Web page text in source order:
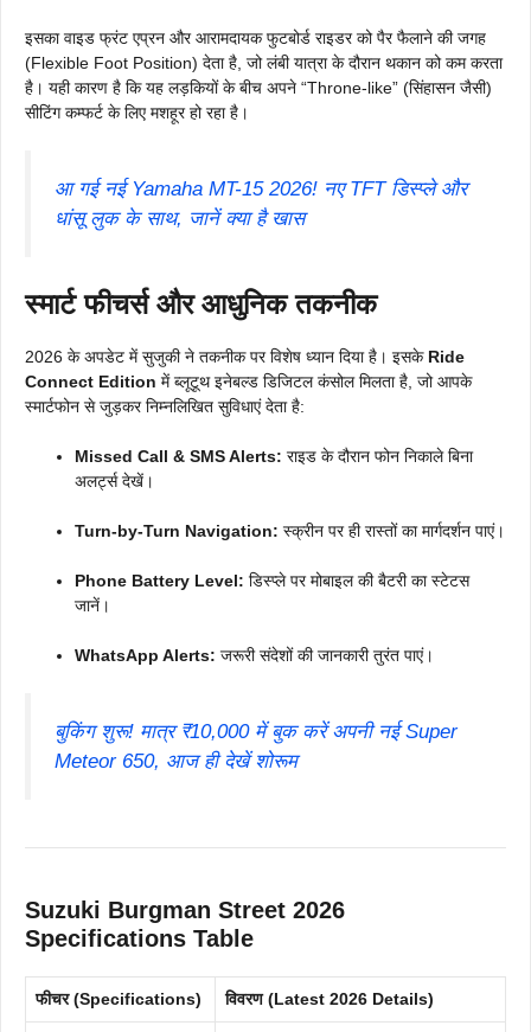
इसका वाइड फ्रंट एप्रन और आरामदायक फुटबोर्ड राइडर को पैर फैलाने की जगह
(Flexible Foot Position) देता है, जो लंबी यात्रा के दौरान थकान को कम करता
है। यही कारण है कि यह लड़कियों के बीच अपने “Throne-like” (सिंहासन जैसी)
सीटिंग कम्फर्ट के लिए मशहूर हो रहा है।
आ गई नई Yamaha MT-15 2026! नए TFT डिस्प्ले और
धांसू लुक के साथ, जानें क्या है खास
स्मार्ट फीचर्स और आधुनिक तकनीक
2026 के अपडेट में सुजुकी ने तकनीक पर विशेष ध्यान दिया है। इसके Ride
Connect Edition में ब्लूटूथ इनेबल्ड डिजिटल कंसोल मिलता है, जो आपके
स्मार्टफोन से जुड़कर निम्नलिखित सुविधाएं देता है:
Missed Call & SMS Alerts: राइड के दौरान फोन निकाले बिना
अलर्ट्स देखें।
Turn-by-Turn Navigation: स्क्रीन पर ही रास्तों का मार्गदर्शन पाएं।
Phone Battery Level: डिस्प्ले पर मोबाइल की बैटरी का स्टेटस
जानें।
WhatsApp Alerts: जरूरी संदेशों की जानकारी तुरंत पाएं।
बुकिंग शुरू! मात्र ₹10,000 में बुक करें अपनी नई Super
Meteor 650, आज ही देखें शोरूम
Suzuki Burgman Street 2026
Specifications Table
फीचर (Specifications) विवरण (Latest 2026 Details)